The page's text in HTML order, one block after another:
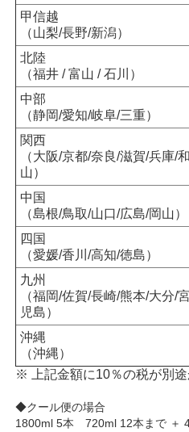
甲信越
（山梨/長野/新潟）
北陸
（福井 / 富山 / 石川）
中部
（静岡/愛知/岐阜/三重）
関西
（大阪/京都/奈良/滋賀/兵庫/
山）
中国
（島根/鳥取/山口/広島/岡山）
四国
（愛媛/香川/高知/徳島）
九州
（福岡/佐賀/長崎/熊本/大分/
児島）
沖縄
（沖縄）
※ 上記金額に10％の税が別途
◆クール便の場合
1800ml 5本 720ml 12本まで ＋